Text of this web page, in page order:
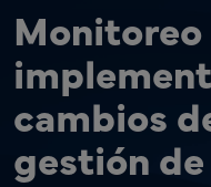
Monitoreo
cambios
gestión